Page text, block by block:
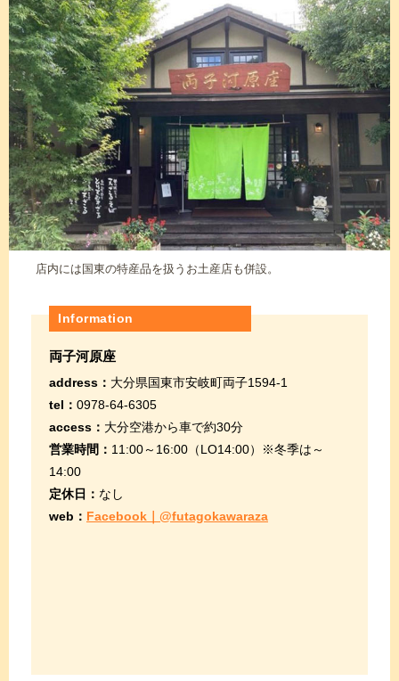
店内には国東の特産品を扱うお土産店も併設。
Information
両子河原座
address： 大分県国東市安岐町両子1594-1
tel： 0978-64-6305
access： 大分空港から車で約30分
営業時間： 11:00～16:00（LO14:00）※冬季は～
14:00
定休日： なし
web： Facebook｜@futagokawaraza